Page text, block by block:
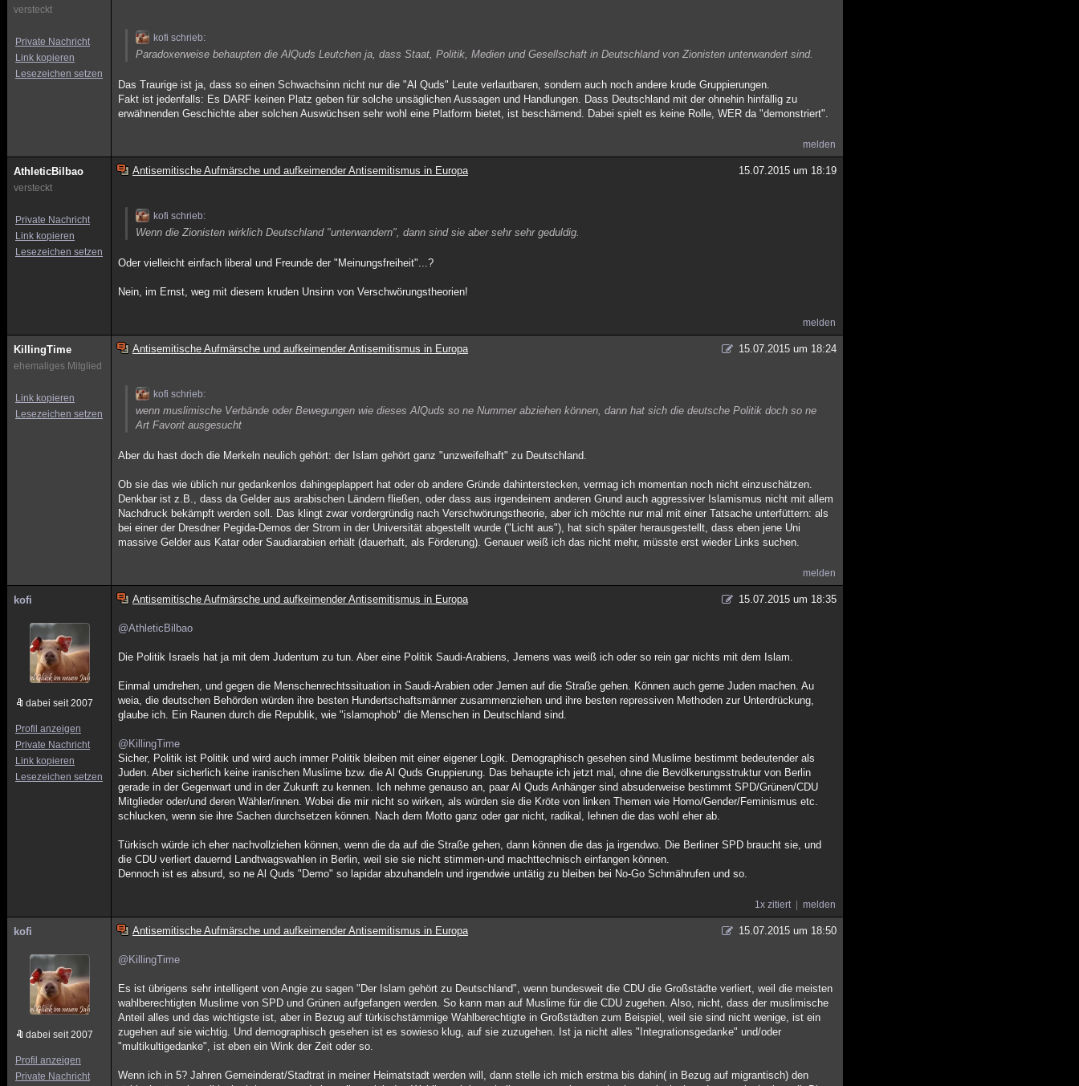
versteckt
Private Nachricht
Link kopieren
Lesezeichen setzen
kofi schrieb:
Paradoxerweise behaupten die AlQuds Leutchen ja, dass Staat, Politik, Medien und Gesellschaft in Deutschland von Zionisten unterwandert sind.
Das Traurige ist ja, dass so einen Schwachsinn nicht nur die "Al Quds" Leute verlautbaren, sondern auch noch andere krude Gruppierungen.
Fakt ist jedenfalls: Es DARF keinen Platz geben für solche unsäglichen Aussagen und Handlungen. Dass Deutschland mit der ohnehin hinfällig zu
erwähnenden Geschichte aber solchen Auswüchsen sehr wohl eine Platform bietet, ist beschämend. Dabei spielt es keine Rolle, WER da "demonstriert".
melden
AthleticBilbao
versteckt
Private Nachricht
Link kopieren
Lesezeichen setzen
Antisemitische Aufmärsche und aufkeimender Antisemitismus in Europa 15.07.2015 um 18:19
kofi schrieb:
Wenn die Zionisten wirklich Deutschland "unterwandern", dann sind sie aber sehr sehr geduldig.
Oder vielleicht einfach liberal und Freunde der "Meinungsfreiheit"...?
Nein, im Ernst, weg mit diesem kruden Unsinn von Verschwörungstheorien!
melden
KillingTime
ehemaliges Mitglied
Link kopieren
Lesezeichen setzen
Antisemitische Aufmärsche und aufkeimender Antisemitismus in Europa 15.07.2015 um 18:24
kofi schrieb:
wenn muslimische Verbände oder Bewegungen wie dieses AlQuds so ne Nummer abziehen können, dann hat sich die deutsche Politik doch so ne
Art Favorit ausgesucht
Aber du hast doch die Merkeln neulich gehört: der Islam gehört ganz "unzweifelhaft" zu Deutschland.
Ob sie das wie üblich nur gedankenlos dahingeplappert hat oder ob andere Gründe dahinterstecken, vermag ich momentan noch nicht einzuschätzen.
Denkbar ist z.B., dass da Gelder aus arabischen Ländern fließen, oder dass aus irgendeinem anderen Grund auch aggressiver Islamismus nicht mit allem
Nachdruck bekämpft werden soll. Das klingt zwar vordergründig nach Verschwörungstheorie, aber ich möchte nur mal mit einer Tatsache unterfüttern: als
bei einer der Dresdner Pegida-Demos der Strom in der Universität abgestellt wurde ("Licht aus"), hat sich später herausgestellt, dass eben jene Uni
massive Gelder aus Katar oder Saudiarabien erhält (dauerhaft, als Förderung). Genauer weiß ich das nicht mehr, müsste erst wieder Links suchen.
melden
kofi
dabei seit 2007
Profil anzeigen
Private Nachricht
Link kopieren
Lesezeichen setzen
Antisemitische Aufmärsche und aufkeimender Antisemitismus in Europa 15.07.2015 um 18:35
@AthleticBilbao
Die Politik Israels hat ja mit dem Judentum zu tun. Aber eine Politik Saudi-Arabiens, Jemens was weiß ich oder so rein gar nichts mit dem Islam.
Einmal umdrehen, und gegen die Menschenrechtssituation in Saudi-Arabien oder Jemen auf die Straße gehen. Können auch gerne Juden machen. Au
weia, die deutschen Behörden würden ihre besten Hundertschaftsmänner zusammenziehen und ihre besten repressiven Methoden zur Unterdrückung,
glaube ich. Ein Raunen durch die Republik, wie "islamophob" die Menschen in Deutschland sind.
@KillingTime
Sicher, Politik ist Politik und wird auch immer Politik bleiben mit einer eigener Logik. Demographisch gesehen sind Muslime bestimmt bedeutender als
Juden. Aber sicherlich keine iranischen Muslime bzw. die Al Quds Gruppierung. Das behaupte ich jetzt mal, ohne die Bevölkerungsstruktur von Berlin
gerade in der Gegenwart und in der Zukunft zu kennen. Ich nehme genauso an, paar Al Quds Anhänger sind absuderweise bestimmt SPD/Grünen/CDU
Mitglieder oder/und deren Wähler/innen. Wobei die mir nicht so wirken, als würden sie die Kröte von linken Themen wie Homo/Gender/Feminismus etc.
schlucken, wenn sie ihre Sachen durchsetzen können. Nach dem Motto ganz oder gar nicht, radikal, lehnen die das wohl eher ab.
Türkisch würde ich eher nachvollziehen können, wenn die da auf die Straße gehen, dann können die das ja irgendwo. Die Berliner SPD braucht sie, und
die CDU verliert dauernd Landtwagswahlen in Berlin, weil sie sie nicht stimmen-und machttechnisch einfangen können.
Dennoch ist es absurd, so ne Al Quds "Demo" so lapidar abzuhandeln und irgendwie untätig zu bleiben bei No-Go Schmährufen und so.
1x zitiert melden
kofi
dabei seit 2007
Profil anzeigen
Private Nachricht
Antisemitische Aufmärsche und aufkeimender Antisemitismus in Europa 15.07.2015 um 18:50
@KillingTime
Es ist übrigens sehr intelligent von Angie zu sagen "Der Islam gehört zu Deutschland", wenn bundesweit die CDU die Großstädte verliert, weil die meisten
wahlberechtigten Muslime von SPD und Grünen aufgefangen werden. So kann man auf Muslime für die CDU zugehen. Also, nicht, dass der muslimische
Anteil alles und das wichtigste ist, aber in Bezug auf türkischstämmige Wahlberechtigte in Großstädten zum Beispiel, weil sie sind nicht wenige, ist ein
zugehen auf sie wichtig. Und demographisch gesehen ist es sowieso klug, auf sie zuzugehen. Ist ja nicht alles "Integrationsgedanke" und/oder
"multikultigedanke", ist eben ein Wink der Zeit oder so.
Wenn ich in 5? Jahren Gemeinderat/Stadtrat in meiner Heimatstadt werden will, dann stelle ich mich erstma bis dahin( in Bezug auf migrantisch) den